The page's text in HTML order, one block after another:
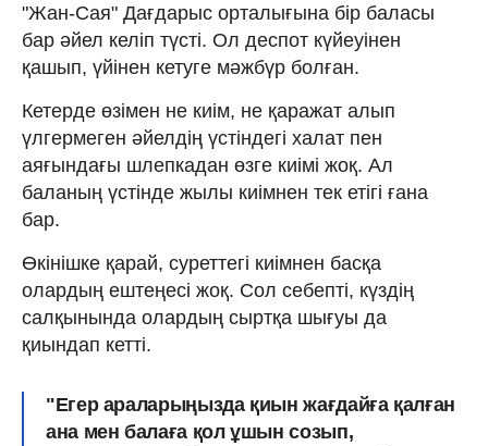
"Жан-Сая" Дағдарыс орталығына бір баласы
бар әйел келіп түсті. Ол деспот күйеуінен
қашып, үйінен кетуге мәжбүр болған.
Кетерде өзімен не киім, не қаражат алып
үлгермеген әйелдің үстіндегі халат пен
аяғындағы шлепкадан өзге киімі жоқ. Ал
баланың үстінде жылы киімнен тек етігі ғана
бар.
Өкінішке қарай, суреттегі киімнен басқа
олардың ештеңесі жоқ. Сол себепті, күздің
салқынында олардың сыртқа шығуы да
қиындап кетті.
"Егер араларыңызда қиын жағдайға қалған
ана мен балаға қол ұшын созып,